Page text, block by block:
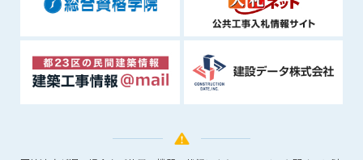
(1) 登録されている情報が、第6条の定める禁止事項に該当する
(3) 広告掲載料金の支払が遅延した場合
(4) その他、管理者が不適当と判断した場合
管理者は、会員の承諾なく、本サービス内容の変更(新規追加、
廃止を含み)し、本サービスの運営を中止または廃止することが